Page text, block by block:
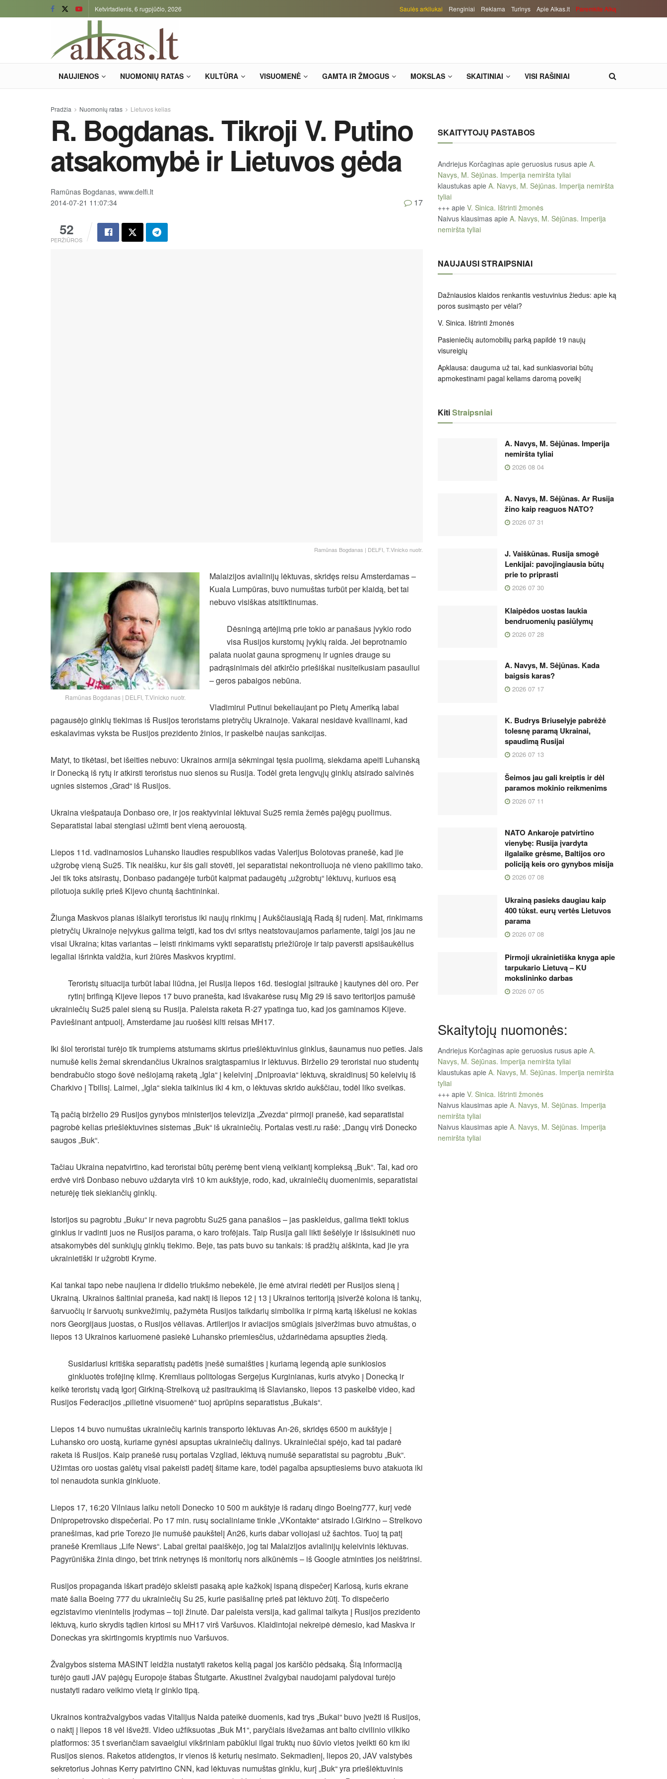
Ketvirtadienis, 6 rugpjūčio, 2026 Saulės arkliukai Renginiai Reklama Turinys Apie Alkas.lt Paremkite Alką
NAUJIENOS NUOMONIŲ RATAS KULTŪRA VISUOMENĖ GAMTA IR ŽMOGUS MOKSLAS SKAITINIAI VISI RAŠINIAI
Pradžia Nuomonių ratas Lietuvos kelias
R. Bogdanas. Tikroji V. Putino
atsakomybė ir Lietuvos gėda
Ramūnas Bogdanas, www.delfi.lt
2014-07-21 11:07:34
52
PERŽIŪROS
17
Ramūnas Bogdanas | DELFI, T.Vinicko nuotr.
Ramūnas Bogdanas | DELFI, T.Vinicko nuotr.
Malaizijos avialinijų lėktuvas, skridęs reisu Amsterdamas –
Kuala Lumpūras, buvo numuštas turbūt per klaidą, bet tai
nebuvo visiškas atsitiktinumas.
Dėsningą artėjimą prie tokio ar panašaus įvykio rodo
visa Rusijos kurstomų įvykių raida. Jei beprotnamio
palata nuolat gauna sprogmenų ir ugnies drauge su
padrąsinimais dėl atkirčio priešiškai nusiteikusiam pasauliui
– geros pabaigos nebūna.
Vladimirui Putinui bekeliaujant po Pietų Ameriką labai
pagausėjo ginklų tiekimas iš Rusijos teroristams pietryčių Ukrainoje. Vakarai nesidavė kvailinami, kad
eskalavimas vyksta be Rusijos prezidento žinios, ir paskelbė naujas sankcijas.
Matyt, to tikėtasi, bet išeities nebuvo: Ukrainos armija sėkmingai tęsia puolimą, siekdama apeiti Luhanską
ir Donecką iš rytų ir atkirsti teroristus nuo sienos su Rusija. Todėl greta lengvųjų ginklų atsirado salvinės
ugnies sistemos „Grad“ iš Rusijos.
Ukraina viešpatauja Donbaso ore, ir jos reaktyviniai lėktuvai Su25 remia žemės pajėgų puolimus.
Separatistai labai stengiasi užimti bent vieną aerouostą.
Liepos 11d. vadinamosios Luhansko liaudies respublikos vadas Valerijus Bolotovas pranešė, kad jie
užgrobę vieną Su25. Tik neaišku, kur šis gali stovėti, jei separatistai nekontroliuoja nė vieno pakilimo tako.
Jei tik toks atsirastų, Donbaso padangėje turbūt kaipmat padaugėtų „užgrobtų“ lėktuvų, kuriuos esą
pilotuoja sukilę prieš Kijevo chuntą šachtininkai.
Žlunga Maskvos planas išlaikyti teroristus iki naujų rinkimų į Aukščiausiąją Radą šį rudenį. Mat, rinkimams
pietryčių Ukrainoje neįvykus galima teigti, kad tos dvi sritys neatstovaujamos parlamente, taigi jos jau ne
visai Ukraina; kitas variantas – leisti rinkimams vykti separatistų priežiūroje ir taip paversti apsišaukėlius
legaliai išrinkta valdžia, kuri žiūrės Maskvos kryptimi.
Teroristų situacija turbūt labai liūdna, jei Rusija liepos 16d. tiesiogiai įsitraukė į kautynes dėl oro. Per
rytinį brifingą Kijeve liepos 17 buvo pranešta, kad išvakarėse rusų Mig 29 iš savo teritorijos pamušė
ukrainiečių Su25 palei sieną su Rusija. Paleista raketa R-27 ypatinga tuo, kad jos gaminamos Kijeve.
Paviešinant antpuolį, Amsterdame jau ruošėsi kilti reisas MH17.
Iki šiol teroristai turėjo tik trumpiems atstumams skirtus priešlėktuvinius ginklus, šaunamus nuo peties. Jais
numušė kelis žemai skrendančius Ukrainos sraigtasparnius ir lėktuvus. Birželio 29 teroristai nuo studentų
bendrabučio stogo šovė nešiojamą raketą „Igla“ į keleivinį „Dniproavia“ lėktuvą, skraidinusį 50 keleivių iš
Charkivo į Tbilisį. Laimei, „Igla“ siekia taikinius iki 4 km, o lėktuvas skrido aukščiau, todėl liko sveikas.
Tą pačią birželio 29 Rusijos gynybos ministerijos televizija „Zvezda“ pirmoji pranešė, kad separatistai
pagrobė kelias priešlėktuvines sistemas „Buk“ iš ukrainiečių. Portalas vesti.ru rašė: „Dangų virš Donecko
saugos „Buk“.
Tačiau Ukraina nepatvirtino, kad teroristai būtų perėmę bent vieną veikiantį kompleksą „Buk“. Tai, kad oro
erdvė virš Donbaso nebuvo uždaryta virš 10 km aukštyje, rodo, kad, ukrainiečių duomenimis, separatistai
neturėję tiek siekiančių ginklų.
Istorijos su pagrobtu „Buku“ ir neva pagrobtu Su25 gana panašios – jas paskleidus, galima tiekti tokius
ginklus ir vadinti juos ne Rusijos parama, o karo trofėjais. Taip Rusija gali likti šešėlyje ir išsisukinėti nuo
atsakomybės dėl sunkiųjų ginklų tiekimo. Beje, tas pats buvo su tankais: iš pradžių aiškinta, kad jie yra
ukrainietiški ir užgrobti Kryme.
Kai tankai tapo nebe naujiena ir didelio triukšmo nebekėlė, jie ėmė atvirai riedėti per Rusijos sieną į
Ukrainą. Ukrainos šaltiniai praneša, kad naktį iš liepos 12 į 13 į Ukrainos teritoriją įsiveržė kolona iš tankų,
šarvuočių ir šarvuotų sunkvežimių, pažymėta Rusijos taikdarių simbolika ir pirmą kartą iškėlusi ne kokias
nors Georgijaus juostas, o Rusijos vėliavas. Artilerijos ir aviacijos smūgiais įsiveržimas buvo atmuštas, o
liepos 13 Ukrainos kariuomenė pasiekė Luhansko priemiesčius, uždarinėdama apsupties žiedą.
Susidariusi kritiška separatistų padėtis įnešė sumaišties į kuriamą legendą apie sunkiosios
ginkluotės trofėjinę kilmę. Kremliaus politologas Sergejus Kurginianas, kuris atvyko į Donecką ir
keikė teroristų vadą Igorį Girkiną-Strelkovą už pasitraukimą iš Slaviansko, liepos 13 paskelbė video, kad
Rusijos Federacijos „pilietinė visuomenė“ tuoj aprūpins separatistus „Bukais“.
Liepos 14 buvo numuštas ukrainiečių karinis transporto lėktuvas An-26, skridęs 6500 m aukštyje į
Luhansko oro uostą, kuriame gynėsi apsuptas ukrainiečių dalinys. Ukrainiečiai spėjo, kad tai padarė
raketa iš Rusijos. Kaip pranešė rusų portalas Vzgliad, lėktuvą numušė separatistai su pagrobtu „Buk“.
Užimtas oro uostas galėtų visai pakeisti padėtį šitame kare, todėl pagalba apsuptiesiems buvo atakuota iki
tol nenaudota sunkia ginkluote.
Liepos 17, 16:20 Vilniaus laiku netoli Donecko 10 500 m aukštyje iš radarų dingo Boeing777, kurį vedė
Dnipropetrovsko dispečeriai. Po 17 min. rusų socialiniame tinkle „VKontakte“ atsirado I.Girkino – Strelkovo
pranešimas, kad prie Torezo jie numušė paukštelį An26, kuris dabar voliojasi už šachtos. Tuoj tą patį
pranešė Kremliaus „Life News“. Labai greitai paaiškėjo, jog tai Malaizijos avialinijų keleivinis lėktuvas.
Pagyrūniška žinia dingo, bet trink netrynęs iš monitorių nors alkūnėmis – iš Google atminties jos neištrinsi.
Rusijos propaganda iškart pradėjo skleisti pasaką apie kažkokį ispaną dispečerį Karlosą, kuris ekrane
matė šalia Boeing 777 du ukrainiečių Su 25, kurie pasišalinę prieš pat lėktuvo žūtį. To dispečerio
egzistavimo vienintelis įrodymas – toji žinutė. Dar paleista versija, kad galimai taikyta į Rusijos prezidento
lėktuvą, kurio skrydis tądien kirtosi su MH17 virš Varšuvos. Klaidintojai nekreipė dėmesio, kad Maskva ir
Doneckas yra skirtingomis kryptimis nuo Varšuvos.
Žvalgybos sistema MASINT leidžia nustatyti raketos kelią pagal jos karščio pėdsaką. Šią informaciją
turėjo gauti JAV pajėgų Europoje štabas Štutgarte. Akustinei žvalgybai naudojami palydovai turėjo
nustatyti radaro veikimo vietą ir ginklo tipą.
Ukrainos kontražvalgybos vadas Vitalijus Naida pateikė duomenis, kad trys „Bukai“ buvo įvežti iš Rusijos,
o naktį į liepos 18 vėl išvežti. Video užfiksuotas „Buk M1“, paryčiais išvežamas ant balto civilinio vilkiko
platformos: 35 t sveriančiam savaeigiui vikšriniam pabūklui ilgai truktų nuo šūvio vietos įveikti 60 km iki
Rusijos sienos. Raketos atidengtos, ir vienos iš keturių nesimato. Sekmadienį, liepos 20, JAV valstybės
sekretorius Johnas Kerry patvirtino CNN, kad lėktuvas numuštas ginklu, kurį „Buk“ yra priešlėktuvinis
SKAITYTOJŲ PASTABOS
Andriejus Korčaginas apie geruosius rusus apie A.
Navys, M. Sėjūnas. Imperija nemiršta tyliai
klaustukas apie A. Navys, M. Sėjūnas. Imperija nemiršta
tyliai
+++ apie V. Sinica. Ištrinti žmonės
Naivus klausimas apie A. Navys, M. Sėjūnas. Imperija
nemiršta tyliai
NAUJAUSI STRAIPSNIAI
Dažniausios klaidos renkantis vestuvinius žiedus: apie ką
poros susimąsto per vėlai?
V. Sinica. Ištrinti žmonės
Pasieniečių automobilių parką papildė 19 naujų
visureigių
Apklausa: dauguma už tai, kad sunkiasvoriai būtų
apmokestinami pagal keliams daromą poveikį
KitiStraipsniai
A. Navys, M. Sėjūnas. Imperija
nemiršta tyliai
2026 08 04
A. Navys, M. Sėjūnas. Ar Rusija
žino kaip reaguos NATO?
2026 07 31
J. Vaiškūnas. Rusija smogė
Lenkijai: pavojingiausia būtų
prie to priprasti
2026 07 30
Klaipėdos uostas laukia
bendruomenių pasiūlymų
2026 07 28
A. Navys, M. Sėjūnas. Kada
baigsis karas?
2026 07 17
K. Budrys Briuselyje pabrėžė
tolesnę paramą Ukrainai,
spaudimą Rusijai
2026 07 13
Šeimos jau gali kreiptis ir dėl
paramos mokinio reikmenims
2026 07 11
NATO Ankaroje patvirtino
vienybę: Rusija įvardyta
ilgalaike grėsme, Baltijos oro
policiją keis oro gynybos misija
2026 07 08
Ukrainą pasieks daugiau kaip
400 tūkst. eurų vertės Lietuvos
parama
2026 07 08
Pirmoji ukrainietiška knyga apie
tarpukario Lietuvą – KU
mokslininko darbas
2026 07 05
Skaitytojų nuomonės:
Andriejus Korčaginas apie geruosius rusus apie A.
Navys, M. Sėjūnas. Imperija nemiršta tyliai
klaustukas apie A. Navys, M. Sėjūnas. Imperija nemiršta
tyliai
+++ apie V. Sinica. Ištrinti žmonės
Naivus klausimas apie A. Navys, M. Sėjūnas. Imperija
nemiršta tyliai
Naivus klausimas apie A. Navys, M. Sėjūnas. Imperija
nemiršta tyliai